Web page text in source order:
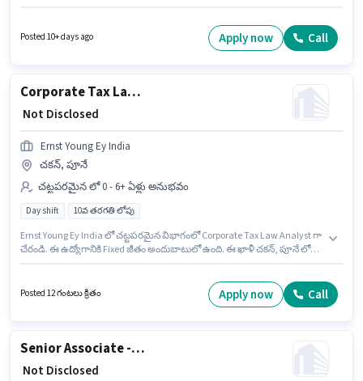
ఇవ్వబడుతుంది. ఈ ఖాళీ వాకడ్, పూనే లో ఉంది. ఈ ఉద్యోగానికి అభ్యర్థులు
తప్పనిసరిగా గ్రాడ్యుయేట్ డిగ్రీ/సర్టిఫికెట్ కలిగి ఉండాలి.
Posted 10+ days ago Apply now Call
Corporate Tax Law Analyst
₹ Not Disclosed
Ernst Young Ey India
చకన్, పూనే
చట్టపరమైన లో 0 - 6+ ఏళ్లు అనుభవం
Day shift 10వ తరగతి లోపు
Ernst Young Ey India లో చట్టపరమైన విభాగంలో Corporate Tax Law Analyst గా
చేరండి. ఈ ఉద్యోగానికి Fixed జీతం అందుబాటులో ఉంది. ఈ ఖాళీ చకన్, పూనే లో
Time ప్రాతిపదికపై, DAY shift మరియు వారానికి 5 days working ఉన్నాయి. 10వ
తరగతి లోపు అర్హత ఉన్న అభ్యర్థులు ఈ ఉద్యోగానికి అప్లై చేసుకోవచ్చు.
Posted 12 గంటలు క్రితం Apply now Call
Senior Associate - Identity and Access Management (IAM) Implementer
₹ Not Disclosed